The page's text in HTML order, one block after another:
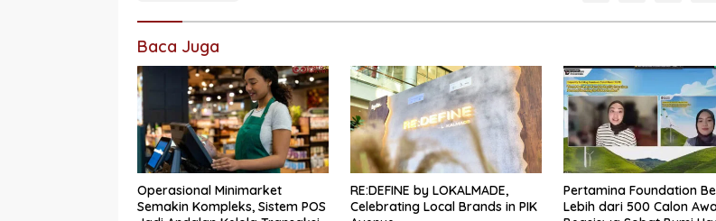
Baca Juga
Operasional Minimarket
Semakin Kompleks, Sistem POS
RE:DEFINE by LOKALMADE,
Celebrating Local Brands in PIK
Pertamina Foundation
Lebih dari 500 Calon